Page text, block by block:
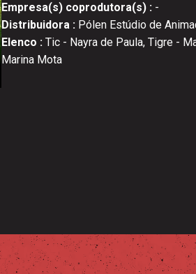
Empresa(s) coprodutora(s) :-
Distribuidora :Pólen Estúdio de
Elenco :Tic - Nayra de Paula, Tigre -
Marina Mota